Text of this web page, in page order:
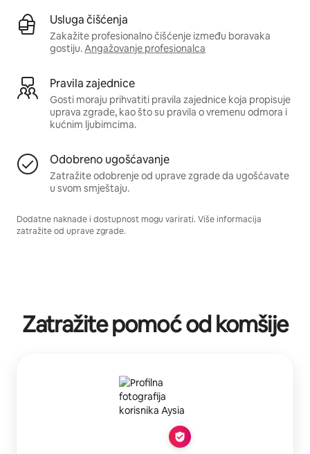
Usluga čišćenja
Zakažite profesionalno čišćenje između boravaka
gostiju.Angažovanje profesionalca
Pravila zajednice
Gosti moraju prihvatiti pravila zajednice koja propisuje
uprava zgrade, kao što su pravila o vremenu odmora i
kućnim ljubimcima.
Odobreno ugošćavanje
Zatražite odobrenje od uprave zgrade da ugošćavate
u svom smještaju.
Dodatne naknade i dostupnost mogu varirati. Više informacija
zatražite od uprave zgrade.
Zatražite pomoć od komšije